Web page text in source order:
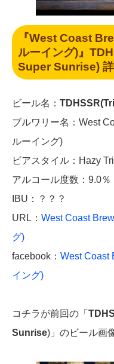
『West Coast
ルーイング)』
Super Sunrise)
ビール名：
ブルワリー名：West
ルーイング)
ビアスタイル：Hazy
アルコール度数：9.0％
IBU：？？？
URL： West Coast
グ)
facebook： West Coast
イング)
コチラが前回の「
Sunrise)」のビール画